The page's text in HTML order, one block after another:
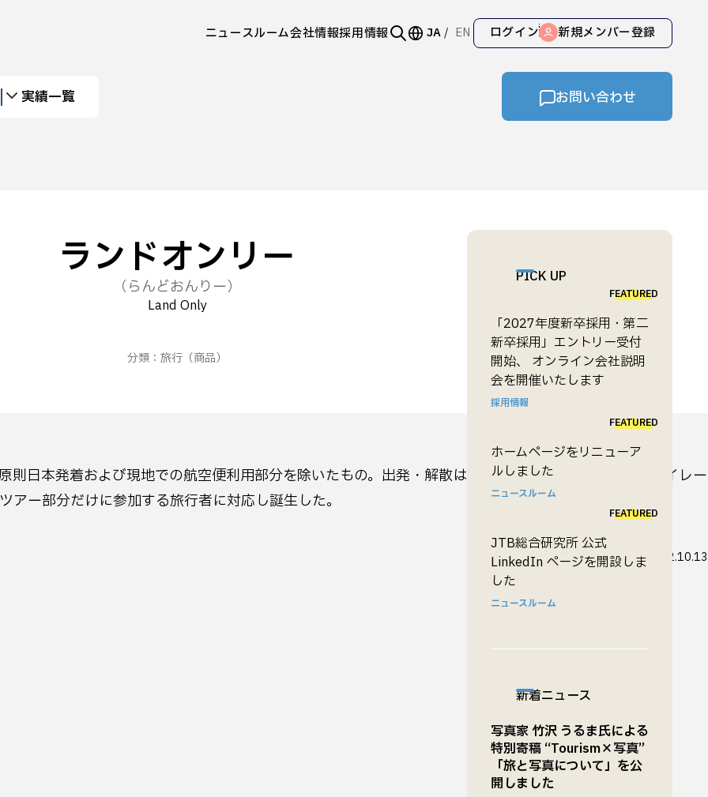
ニュースルーム会社情報採用情報 JA EN ログイン 新規メンバー登録
実績一覧 お問い合わせ
ランドオンリー
（らんどおんりー）
Land Only
分類： 旅行 （商品）
則日本発着および現地での航空便利用部分を除いたもの。出発・解散は旅行先の空港となる。
（マイレー
ー部分だけに参加する旅行者に対応し誕生した。
更新日 2012.10.13
PICK UP
FEATURED
「2027年度新卒採用・第二
新卒採用」エントリー受付
開始、 オンライン会社説明
会を開催いたします
採用情報
FEATURED
ホームページをリニューア
ルしました
ニュースルーム
FEATURED
JTB総合研究所 公式
LinkedIn ページを開設しま
した
ニュースルーム
新着ニュース
写真家 竹沢 うるま氏による
特別寄稿 “Tourism×写真”
「旅と写真について」を公
開しました